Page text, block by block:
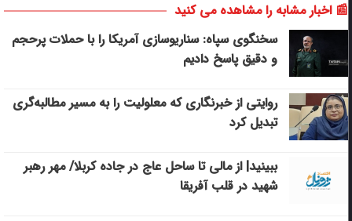
📰 اخبار مشابه را مشاهده می کنید
سخنگوی سپاه: سناریوسازی آمریکا را با حملات پرحجم‌‌
و دقیق‌ پاسخ دادیم
روایتی از خبرنگاری که معلولیت را به مسیر مطالبه‌گری
تبدیل کرد
ببینید| از مالی تا ساحل عاج در جاده کربلا/ مهر رهبر
شهید در قلب آفریقا